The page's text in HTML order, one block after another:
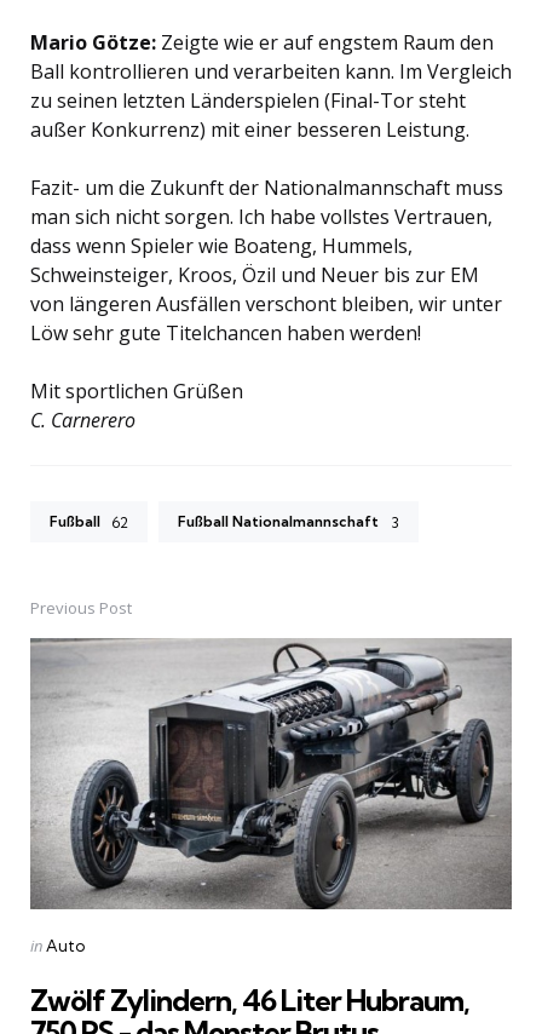
Mario Götze: Zeigte wie er auf engstem Raum den
Ball kontrollieren und verarbeiten kann. Im Vergleich
zu seinen letzten Länderspielen (Final-Tor steht
außer Konkurrenz) mit einer besseren Leistung.
Fazit- um die Zukunft der Nationalmannschaft muss
man sich nicht sorgen. Ich habe vollstes Vertrauen,
dass wenn Spieler wie Boateng, Hummels,
Schweinsteiger, Kroos, Özil und Neuer bis zur EM
von längeren Ausfällen verschont bleiben, wir unter
Löw sehr gute Titelchancen haben werden!
Mit sportlichen Grüßen
C. Carnerero
Fußball 62 Fußball Nationalmannschaft 3
Post
navigation
Previous Post
Posted
inAuto
Zwölf Zylindern, 46 Liter Hubraum,